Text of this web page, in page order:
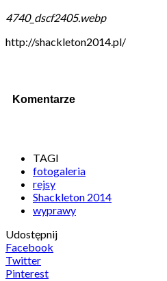
4740_dscf2405.webp
http://shackleton2014.pl/
Komentarze
TAGI
fotogaleria
rejsy
Shackleton 2014
wyprawy
Udostępnij
Facebook
Twitter
Pinterest